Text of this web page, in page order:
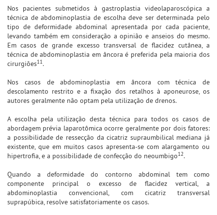
Nos pacientes submetidos à gastroplastia videolaparoscópica a
técnica de abdominoplastia de escolha deve ser determinada pelo
tipo de deformidade abdominal apresentada por cada paciente,
levando também em consideração a opinião e anseios do mesmo.
Em casos de grande excesso transversal de flacidez cutânea, a
técnica de abdominoplastia em âncora é preferida pela maioria dos
cirurgiões11.
Nos casos de abdominoplastia em âncora com técnica de
descolamento restrito e a fixação dos retalhos à aponeurose, os
autores geralmente não optam pela utilização de drenos.
A escolha pela utilização desta técnica para todos os casos de
abordagem prévia laparotômica ocorre geralmente por dois fatores:
a possibilidade de ressecção da cicatriz supraumbilical mediana já
existente, que em muitos casos apresenta-se com alargamento ou
hipertrofia, e a possibilidade de confecção do neoumbigo12.
Quando a deformidade do contorno abdominal tem como
componente principal o excesso de flacidez vertical, a
abdominoplastia convencional, com cicatriz transversal
suprapúbica, resolve satisfatoriamente os casos.